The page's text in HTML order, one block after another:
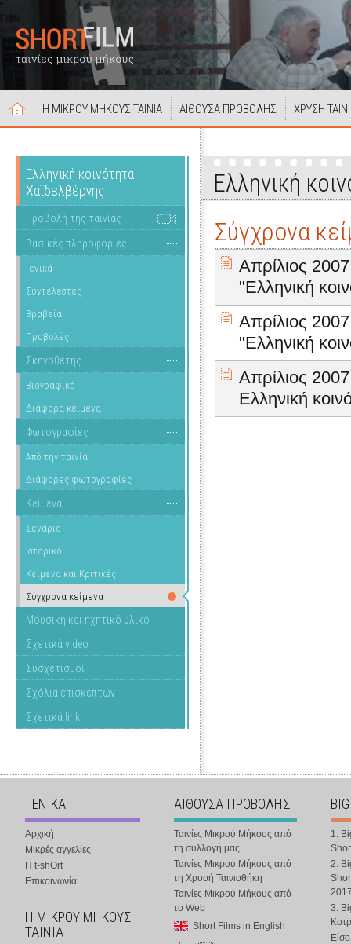
Η ΜΙΚΡΟΥ ΜΗΚΟΥΣ ΤΑΙΝΙΑ ΑΙΘΟΥΣΑ ΠΡΟΒΟΛΗΣ ΧΡΥΣΗ
Ελληνική κοινότητα
Χαϊδελβέργης
Προβολή της ταινίας
Βασικές πληροφορίες
Γενικά
Συντελεστές
Βραβεία
Προβολές
Σκηνοθέτης
Βιογραφικό
Διάφορα κείμενα
Φωτογραφίες
Από την ταινία
Διάφορες φωτογραφίες
Κείμενα
Σενάριο
Ιστορικό
Κείμενα και Κριτικές
Σύγχρονα κείμενα
Μουσική και ηχητικό υλικό
Σχετικά video
Συσχετισμοί
Σχόλια επισκεπτών
Σχετικά link
Ελληνική
Σύγχρονα
Απρίλιος
"Ελληνική
Απρίλιος
"Ελληνική
Απρίλιος
Ελληνική
ΓΕΝΙΚΑ
Αρχική
Μικρές αγγελίες
Η t-shOrt
Επικοινωνία
Η ΜΙΚΡΟΥ ΜΗΚΟΥΣ
ΤΑΙΝΙΑ
ΑΙΘΟΥΣΑ ΠΡΟΒΟΛΗΣ
Ταινίες Μικρού Μήκους από
τη συλλογή μας
Ταινίες Μικρού Μήκους από
τη Χρυσή Ταινιοθήκη
Ταινίες Μικρού Μήκους από
το Web
Short Films in English
1.
2.
3.